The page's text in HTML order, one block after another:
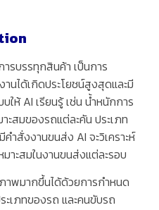
บรรทุกสินค้า เป็นการ
นได้เกิดประโยชน์สูงสุดและมี
ให้ AI เรียนรู้ เช่น น้ำหนักการ
ะสมของรถแต่ละคัน ประเภท
ำสั่งงานขนส่ง AI จะวิเคราะห์
าะสมในงานขนส่งแต่ละรอบ
พมากขึ้นได้ด้วยการกำหนด
ะเภทของรถ และคนขับรถ